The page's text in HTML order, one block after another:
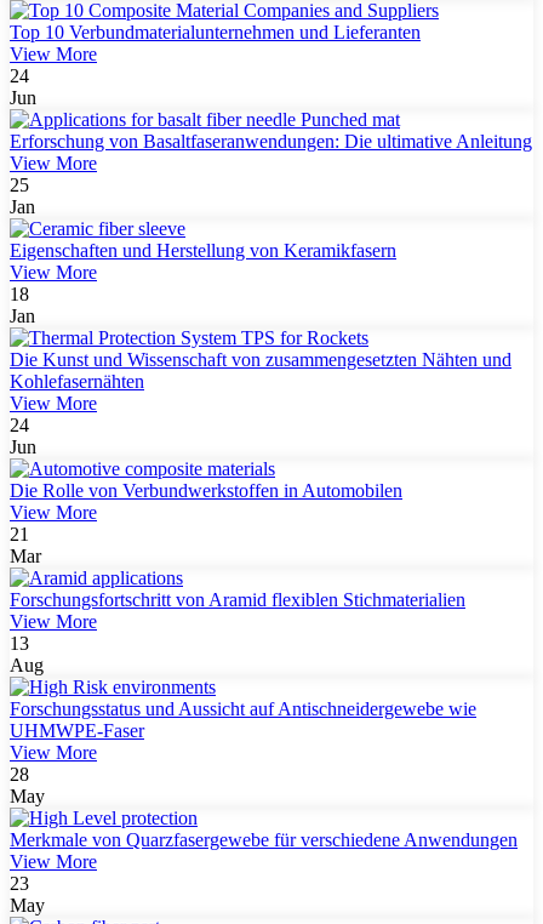
Top 10 Verbundmaterialunternehmen und Lieferanten
View More
24
Jun
Erforschung von Basaltfaseranwendungen: Die ultimative Anleitung
View More
25
Jan
Eigenschaften und Herstellung von Keramikfasern
View More
18
Jan
Die Kunst und Wissenschaft von zusammengesetzten Nähten und
Kohlefasernähten
View More
24
Jun
Die Rolle von Verbundwerkstoffen in Automobilen
View More
21
Mar
Forschungsfortschritt von Aramid flexiblen Stichmaterialien
View More
13
Aug
Forschungsstatus und Aussicht auf Antischneidergewebe wie
UHMWPE-Faser
View More
28
May
Merkmale von Quarzfasergewebe für verschiedene Anwendungen
View More
23
May